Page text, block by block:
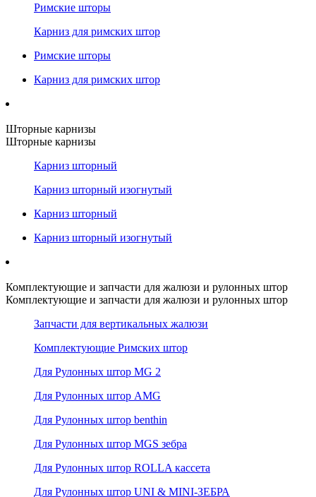
Римские шторы
Карниз для римских штор
Римские шторы
Карниз для римских штор
Шторные карнизы
Шторные карнизы
Карниз шторный
Карниз шторный изогнутый
Карниз шторный
Карниз шторный изогнутый
Комплектующие и запчасти для жалюзи и рулонных штор
Комплектующие и запчасти для жалюзи и рулонных штор
Запчасти для вертикальных жалюзи
Комплектующие Римских штор
Для Рулонных штор MG 2
Для Рулонных штор AMG
Для Рулонных штор benthin
Для Рулонных штор MGS зебра
Для Рулонных штор ROLLA кассета
Для Рулонных штор UNI & MINI-ЗЕБРА